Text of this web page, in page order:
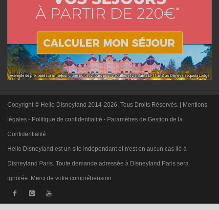
Copyright © Hello Disneyland 2014-2026, Tous Droits Réservés. | Mentions
légales - Politique de confidentialité - Paramètres de Gestion de la
Confidentialité
Hello Disneyland est un site indépendant et n'est en aucun cas lié à
Disneyland Paris. Toute demande adressée à Disneyland Paris sera
ignorée. Merci de votre compréhension.